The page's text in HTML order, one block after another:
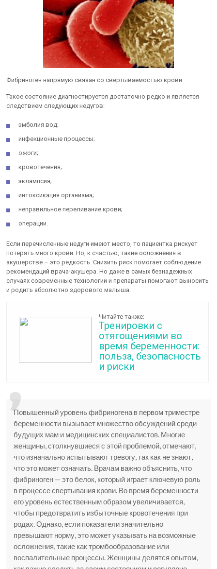
Фибриноген напрямую связан со свертываемостью крови.
Такое состояние диагностируется достаточно редко и является
следствием следующих недугов:
эмболия вод;
инфекционные процессы;
ожоги;
кровотечения;
эклампсия;
интоксикация организма;
неправильное переливание крови;
операции.
Если перечисленные недуги имеют место, то пациентка рискует
потерять много крови. Но, к счастью, такие осложнения в
акушерстве – это редкость. Снизить риск помогает соблюдение
рекомендаций врача-акушера. Но даже в самых безнадежных
случаях современные технологии и препараты помогают выносить
и родить абсолютно здорового малыша.
Читайте также:
Тренировки с
отягощениями во
время беременности:
польза, безопасность
и риски
Повышенный уровень фибриногена в первом триместре
беременности вызывает множество обсуждений среди
будущих мам и медицинских специалистов. Многие
женщины, столкнувшиеся с этой проблемой, отмечают,
что изначально испытывают тревогу, так как не знают,
что это может означать. Врачам важно объяснить, что
фибриноген — это белок, который играет ключевую роль
в процессе свертывания крови. Во время беременности
его уровень естественным образом увеличивается,
чтобы предотвратить избыточные кровотечения при
родах. Однако, если показатели значительно
превышают норму, это может указывать на возможные
осложнения, такие как тромбообразование или
воспалительные процессы. Женщины делятся опытом,